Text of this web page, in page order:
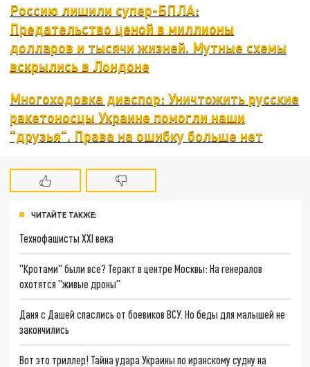
Россию лишили супер-БПЛА:
Предательство ценой в миллионы
долларов и тысячи жизней. Мутные схемы
вскрылись в Лондоне
Многоходовка диаспор: Уничтожить русские
ракетоносцы Украине помогли наши
"друзья". Права на ошибку больше нет
ЧИТАЙТЕ ТАКЖЕ:
Технофашисты XXI века
"Кротами" были все? Теракт в центре Москвы: На генералов
охотятся "живые дроны"
Даня с Дашей спаслись от боевиков ВСУ. Но беды для малышей не
закончились
Вот это триллер! Тайна удара Украины по иранскому судну на